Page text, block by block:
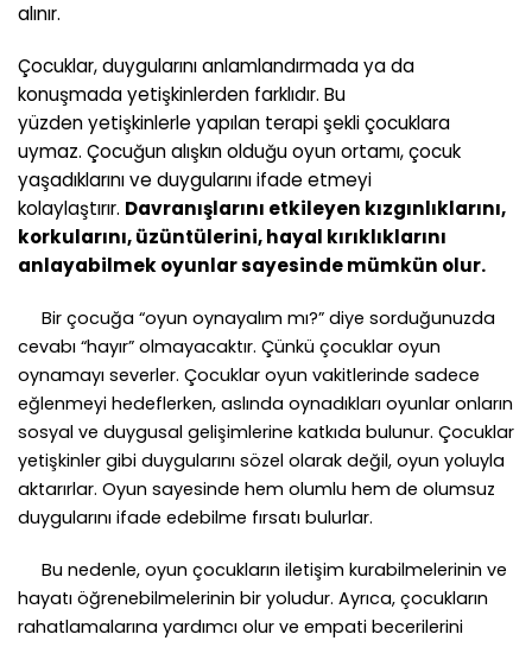
alınır.
Çocuklar, duygularını anlamlandırmada ya da
konuşmada yetişkinlerden farklıdır. Bu
yüzden yetişkinlerle yapılan terapi şekli çocuklara
uymaz. Çocuğun alışkın olduğu oyun ortamı, çocuk
yaşadıklarını ve duygularını ifade etmeyi
kolaylaştırır. Davranışlarını etkileyen kızgınlıklarını,
korkularını, üzüntülerini, hayal kırıklıklarını
anlayabilmek oyunlar sayesinde mümkün olur.
Bir çocuğa “oyun oynayalım mı?” diye sorduğunuzda
cevabı “hayır” olmayacaktır. Çünkü çocuklar oyun
oynamayı severler. Çocuklar oyun vakitlerinde sadece
eğlenmeyi hedeflerken, aslında oynadıkları oyunlar onların
sosyal ve duygusal gelişimlerine katkıda bulunur. Çocuklar
yetişkinler gibi duygularını sözel olarak değil, oyun yoluyla
aktarırlar. Oyun sayesinde hem olumlu hem de olumsuz
duygularını ifade edebilme fırsatı bulurlar.
Bu nedenle, oyun çocukların iletişim kurabilmelerinin ve
hayatı öğrenebilmelerinin bir yoludur. Ayrıca, çocukların
rahatlamalarına yardımcı olur ve empati becerilerini